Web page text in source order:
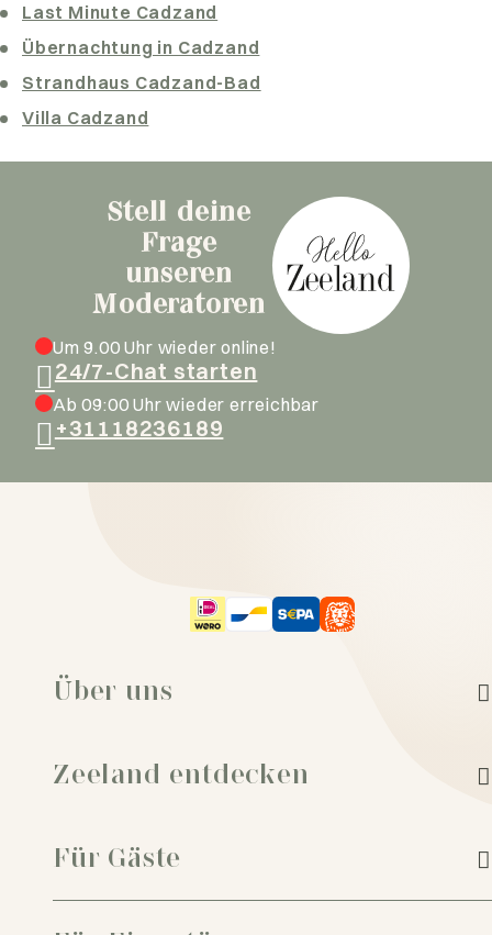
Last Minute Cadzand
Übernachtung in Cadzand
Strandhaus Cadzand-Bad
Villa Cadzand
Stell deine
Frage
unseren
Moderatoren
Um 9.00 Uhr wieder online!
24/7-Chat starten
Ab 09:00 Uhr wieder erreichbar
+31118236189
Über uns
Zeeland entdecken
Für Gäste